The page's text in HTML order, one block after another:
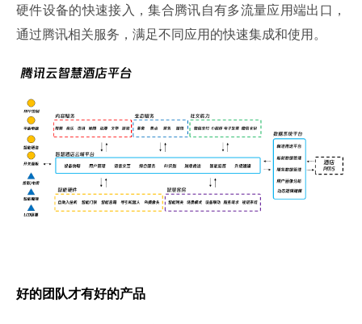
硬件设备的快速接入，集合腾讯自有多流量应用端出口，
通过腾讯相关服务，满足不同应用的快速集成和使用。
好的团队才有好的产品